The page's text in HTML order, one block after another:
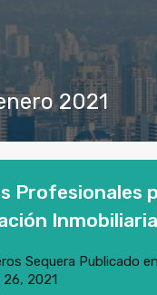
2021
Profesionales
Inmobiliaria
Sequera Publicado en
2021